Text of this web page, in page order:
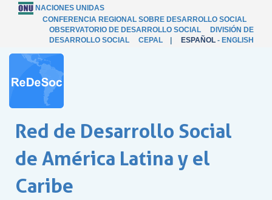
NACIONES UNIDAS
CONFERENCIA REGIONAL SOBRE DESARROLLO SOCIAL
OBSERVATORIO DE DESARROLLO SOCIAL
DIVISIÓN DE
DESARROLLO SOCIAL
CEPAL ESPAÑOL - ENGLISH
Red de Desarrollo Social
de América Latina y el
Caribe